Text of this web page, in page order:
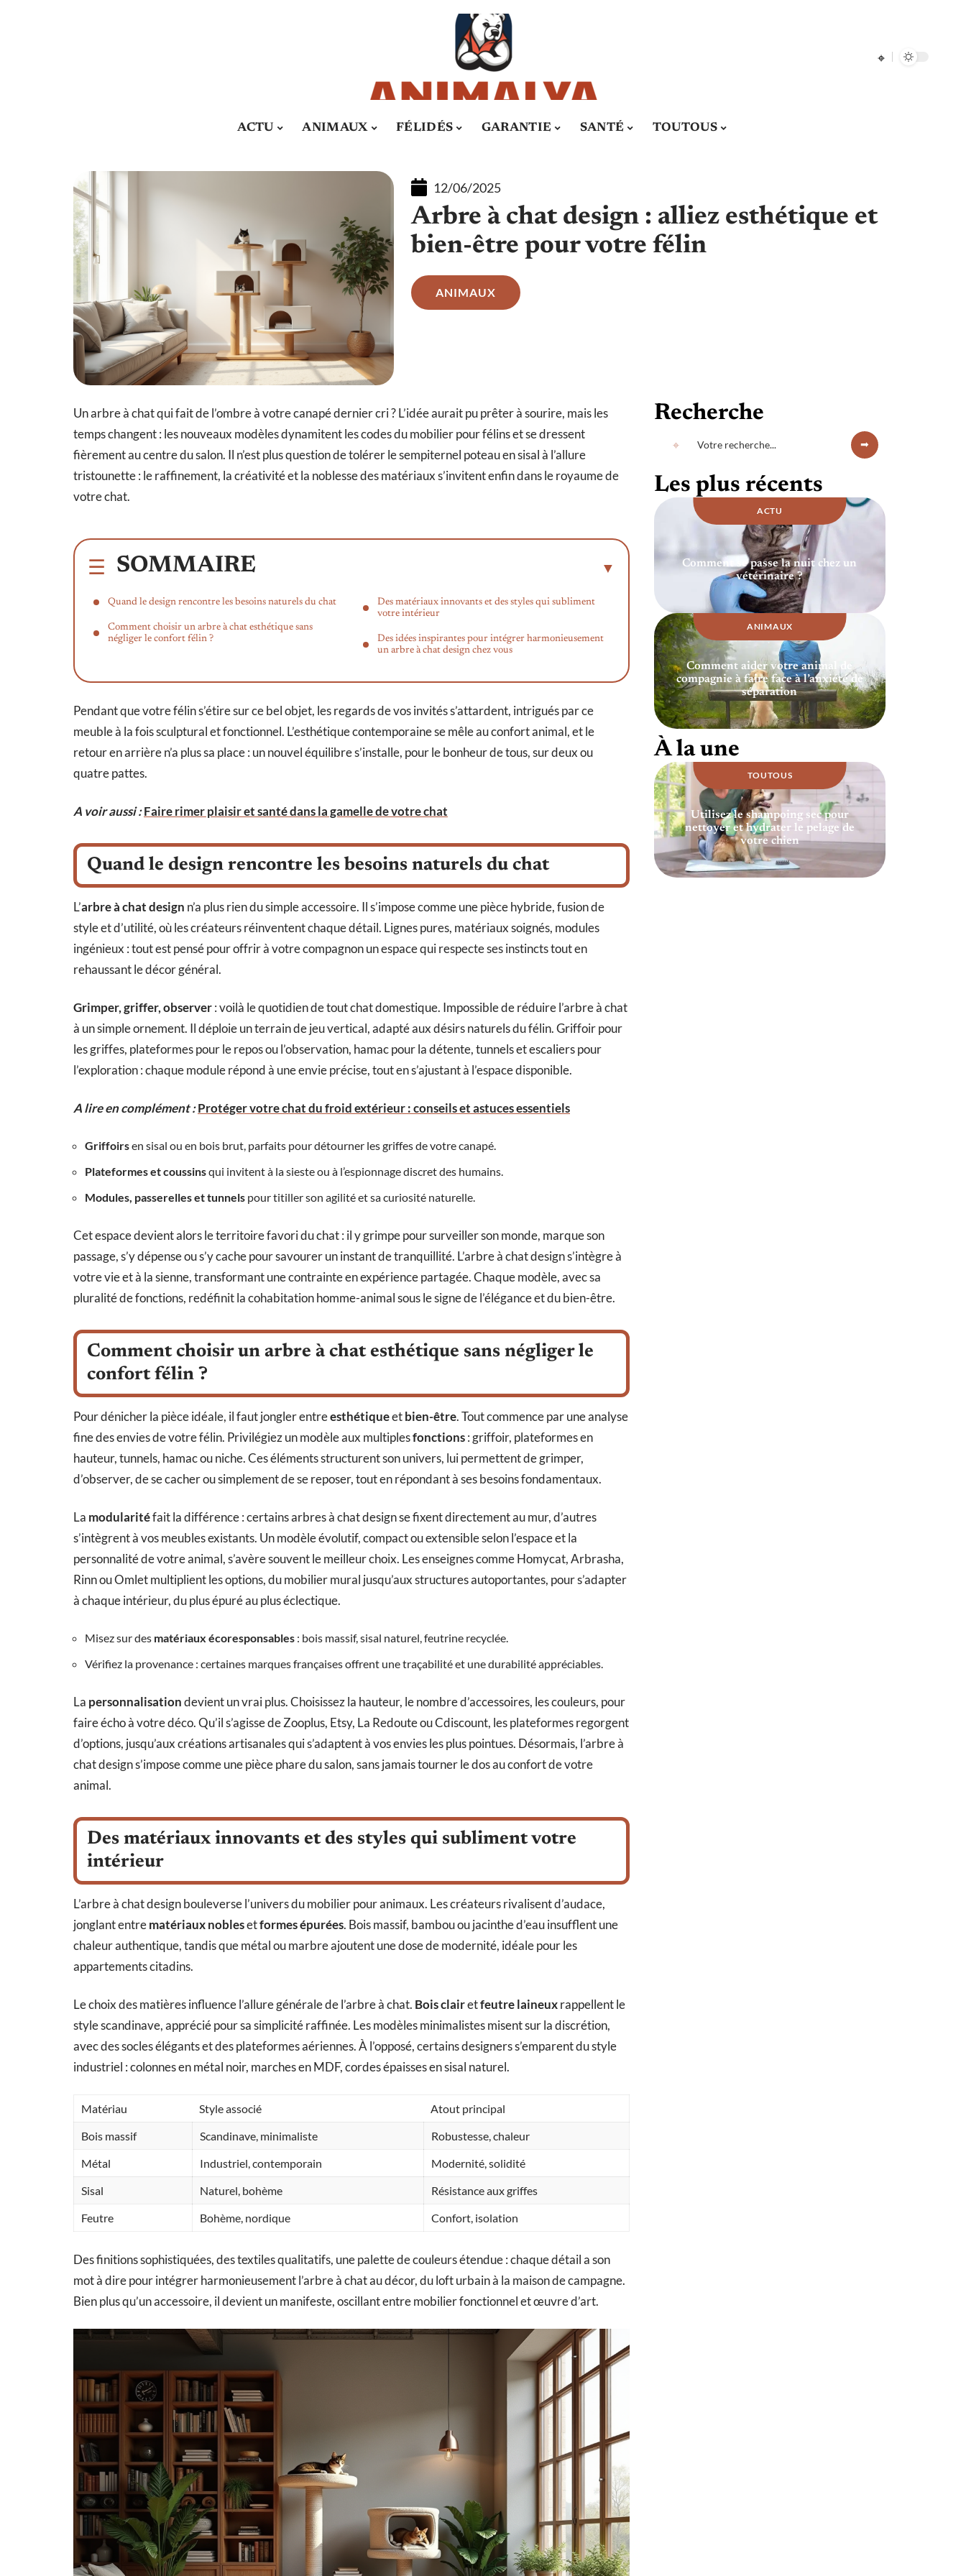
ACTU ANIMAUX FÉLIDÉS GARANTIE SANTÉ TOUTOUS
12/06/2025
Arbre à chat design : alliez esthétique et
bien-être pour votre félin
ANIMAUX
Un arbre à chat qui fait de l’ombre à votre canapé dernier cri ? L’idée aurait pu prêter à sourire, mais les
temps changent : les nouveaux modèles dynamitent les codes du mobilier pour félins et se dressent
fièrement au centre du salon. Il n’est plus question de tolérer le sempiternel poteau en sisal à l’allure
tristounette : le raffinement, la créativité et la noblesse des matériaux s’invitent enfin dans le royaume de
votre chat.
SOMMAIRE
Quand le design rencontre les besoins naturels du chat
Comment choisir un arbre à chat esthétique sans
négliger le confort félin ?
Des matériaux innovants et des styles qui subliment
votre intérieur
Des idées inspirantes pour intégrer harmonieusement
un arbre à chat design chez vous
Pendant que votre félin s’étire sur ce bel objet, les regards de vos invités s’attardent, intrigués par ce
meuble à la fois sculptural et fonctionnel. L’esthétique contemporaine se mêle au confort animal, et le
retour en arrière n’a plus sa place : un nouvel équilibre s’installe, pour le bonheur de tous, sur deux ou
quatre pattes.
A voir aussi :Faire rimer plaisir et santé dans la gamelle de votre chat
Quand le design rencontre les besoins naturels du chat
L’arbre à chat design n’a plus rien du simple accessoire. Il s’impose comme une pièce hybride, fusion de
style et d’utilité, où les créateurs réinventent chaque détail. Lignes pures, matériaux soignés, modules
ingénieux : tout est pensé pour offrir à votre compagnon un espace qui respecte ses instincts tout en
rehaussant le décor général.
Grimper, griffer, observer: voilà le quotidien de tout chat domestique. Impossible de réduire l’arbre à chat
à un simple ornement. Il déploie un terrain de jeu vertical, adapté aux désirs naturels du félin. Griffoir pour
les griffes, plateformes pour le repos ou l’observation, hamac pour la détente, tunnels et escaliers pour
l’exploration : chaque module répond à une envie précise, tout en s’ajustant à l’espace disponible.
A lire en complément :Protéger votre chat du froid extérieur : conseils et astuces essentiels
Griffoirsen sisal ou en bois brut, parfaits pour détourner les griffes de votre canapé.
Plateformes et coussinsqui invitent à la sieste ou à l’espionnage discret des humains.
Modules, passerelles et tunnels pour titiller son agilité et sa curiosité naturelle.
Cet espace devient alors le territoire favori du chat : il y grimpe pour surveiller son monde, marque son
passage, s’y dépense ou s’y cache pour savourer un instant de tranquillité. L’arbre à chat design s’intègre à
votre vie et à la sienne, transformant une contrainte en expérience partagée. Chaque modèle, avec sa
pluralité de fonctions, redéfinit la cohabitation homme-animal sous le signe de l’élégance et du bien-être.
Comment choisir un arbre à chat esthétique sans négliger le
confort félin ?
Pour dénicher la pièce idéale, il faut jongler entreesthétiqueetbien-être. Tout commence par une analyse
fine des envies de votre félin. Privilégiez un modèle aux multiplesfonctions: griffoir, plateformes en
hauteur, tunnels, hamac ou niche. Ces éléments structurent son univers, lui permettent de grimper,
d’observer, de se cacher ou simplement de se reposer, tout en répondant à ses besoins fondamentaux.
La modularitéfait la différence : certains arbres à chat design se fixent directement au mur, d’autres
s’intègrent à vos meubles existants. Un modèle évolutif, compact ou extensible selon l’espace et la
personnalité de votre animal, s’avère souvent le meilleur choix. Les enseignes comme Homycat, Arbrasha,
Rinn ou Omlet multiplient les options, du mobilier mural jusqu’aux structures autoportantes, pour s’adapter
à chaque intérieur, du plus épuré au plus éclectique.
Misez sur des matériaux écoresponsables : bois massif, sisal naturel, feutrine recyclée.
Vérifiez la provenance : certaines marques françaises offrent une traçabilité et une durabilité appréciables.
La personnalisationdevient un vrai plus. Choisissez la hauteur, le nombre d’accessoires, les couleurs, pour
faire écho à votre déco. Qu’il s’agisse de Zooplus, Etsy, La Redoute ou Cdiscount, les plateformes regorgent
d’options, jusqu’aux créations artisanales qui s’adaptent à vos envies les plus pointues. Désormais, l’arbre à
chat design s’impose comme une pièce phare du salon, sans jamais tourner le dos au confort de votre
animal.
Des matériaux innovants et des styles qui subliment votre
intérieur
L’arbre à chat design bouleverse l’univers du mobilier pour animaux. Les créateurs rivalisent d’audace,
jonglant entrematériaux noblesetformes épurées. Bois massif, bambou ou jacinthe d’eau insufflent une
chaleur authentique, tandis que métal ou marbre ajoutent une dose de modernité, idéale pour les
appartements citadins.
Le choix des matières influence l’allure générale de l’arbre à chat. Bois clairetfeutre laineuxrappellent le
style scandinave, apprécié pour sa simplicité raffinée. Les modèles minimalistes misent sur la discrétion,
avec des socles élégants et des plateformes aériennes. À l’opposé, certains designers s’emparent du style
industriel : colonnes en métal noir, marches en MDF, cordes épaisses en sisal naturel.
Matériau Style associé
Atout principal
Bois massif
Scandinave, minimaliste
Robustesse, chaleur
Métal
Industriel, contemporain
Modernité, solidité
Sisal
Naturel, bohème
Résistance aux griffes
Feutre
Bohème, nordique Confort, isolation
Des finitions sophistiquées, des textiles qualitatifs, une palette de couleurs étendue : chaque détail a son
mot à dire pour intégrer harmonieusement l’arbre à chat au décor, du loft urbain à la maison de campagne.
Bien plus qu’un accessoire, il devient un manifeste, oscillant entre mobilier fonctionnel et œuvre d’art.
Recherche
Les plus récents
ACTU
Comment se passe la nuit chez un
vétérinaire ?
ANIMAUX
Comment aider votre animal de
compagnie à faire face à l’anxiété de
séparation
À la une
TOUTOUS
Utilisez le shampoing sec pour
nettoyer et hydrater le pelage de
votre chien